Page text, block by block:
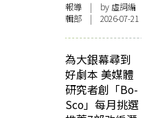
報導 | by 虛詞編
輯部 | 2026-07-21
為大銀幕尋到
好劇本 美媒體
研究者創「Bo-
Sco」每月挑選